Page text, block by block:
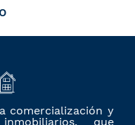
comercialización y
que